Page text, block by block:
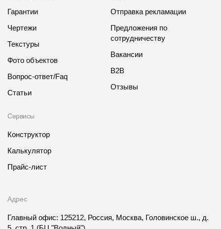
Гарантии
Чертежи
Текстуры
Фото объектов
Вопрос-ответ/Faq
Статьи
Сервисы
Конструктор
Калькулятор
Прайс-лист
Отправка рекламации
Предложения по
сотрудничеству
Вакансии
B2B
Отзывы
Адрес
Главный офис: 125212, Россия, Москва, Головинское ш., д.